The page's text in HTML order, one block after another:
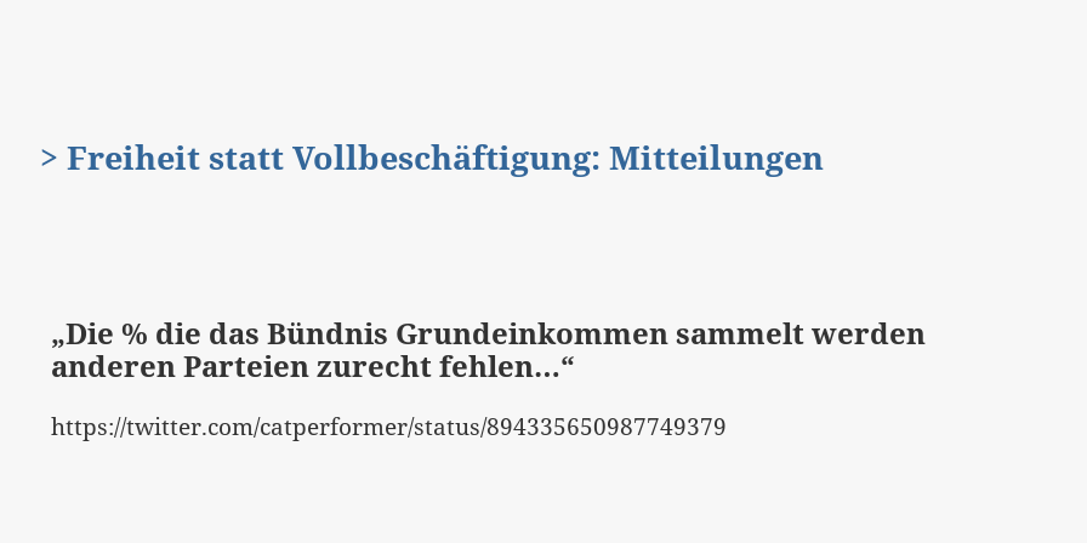
> Freiheit statt Vollbeschäftigung: Mitteilungen
„Die % die das Bündnis Grundeinkommen sammelt werden
anderen Parteien zurecht fehlen…“
https://twitter.com/catperformer/status/894335650987749379